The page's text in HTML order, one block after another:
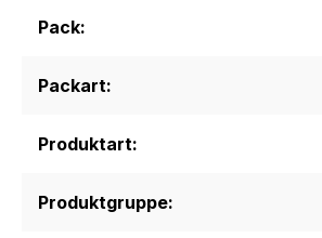
Pack:
Packart:
Produktart:
Produktgruppe: